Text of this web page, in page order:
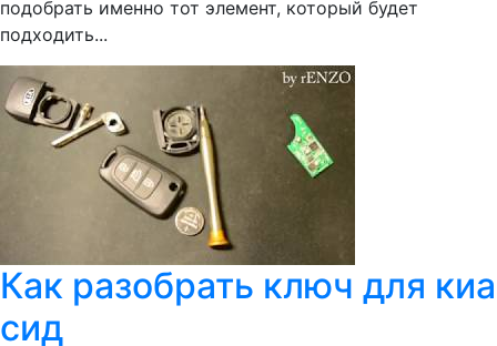
подобрать именно тот элемент, который будет
подходить...
Как разобрать ключ для киа
сид